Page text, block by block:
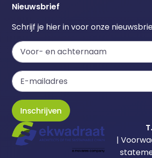
Nieuwsbrief
Schrijf je hier in voor onze
Inschrijven
|